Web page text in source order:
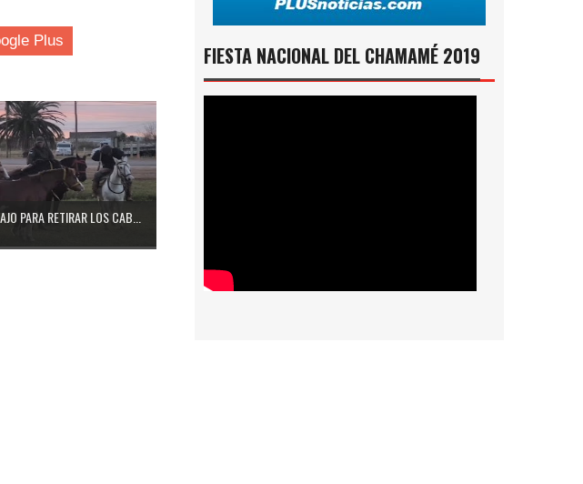
Plus
PARA RETIRAR LOS CAB...
FIESTA NACIONAL DEL CHAMAMÉ 2019